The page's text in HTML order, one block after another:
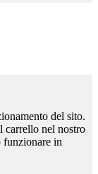
del sito.
carrello nel nostro
funzionare in